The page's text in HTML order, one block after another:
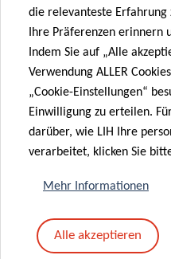
Lesen Sie mehr über den
Verarbeitung
Organisation von
DATENSCHUTZ
Anstehende
die relevanteste
Ihre Präferenzen erinnern
Indem Sie auf „Alle
Verwendung ALLER
„Cookie-Einstellungen“
Einwilligung zu erteilen.
darüber, wie LIH Ihre
verarbeitet, klicken Sie
Mehr Informationen
Alle akzeptieren